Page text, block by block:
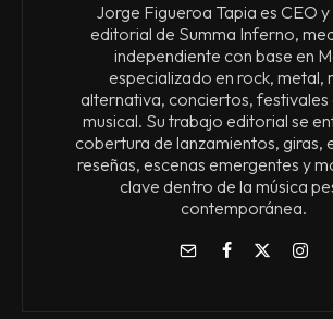
Jorge Figueroa Tapia es CEO
editorial de Summa Inferno,
independiente con base en
especializado en rock, metal,
alternativa, conciertos, festivales
musical. Su trabajo editorial se
cobertura de lanzamientos, giras,
reseñas, escenas emergentes y
clave dentro de la música
contemporánea.